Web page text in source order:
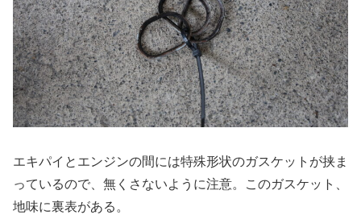
エキパイとエンジンの間には特殊形状のガスケットが挟ま
っているので、無くさないように注意。このガスケット、
地味に裏表がある。